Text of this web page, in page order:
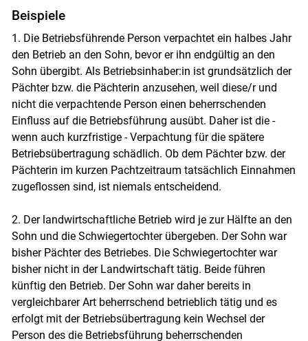
Beispiele
1. Die Betriebsführende Person verpachtet ein halbes Jahr
den Betrieb an den Sohn, bevor er ihn endgültig an den
Sohn übergibt. Als Betriebsinhaber:in ist grundsätzlich der
Pächter bzw. die Pächterin anzusehen, weil diese/r und
nicht die verpachtende Person einen beherrschenden
Einfluss auf die Betriebsführung ausübt. Daher ist die -
wenn auch kurzfristige - Verpachtung für die spätere
Betriebsübertragung schädlich. Ob dem Pächter bzw. der
Pächterin im kurzen Pachtzeitraum tatsächlich Einnahmen
zugeflossen sind, ist niemals entscheidend.
2. Der landwirtschaftliche Betrieb wird je zur Hälfte an den
Sohn und die Schwiegertochter übergeben. Der Sohn war
bisher Pächter des Betriebes. Die Schwiegertochter war
bisher nicht in der Landwirtschaft tätig. Beide führen
künftig den Betrieb. Der Sohn war daher bereits in
vergleichbarer Art beherrschend betrieblich tätig und es
erfolgt mit der Betriebsübertragung kein Wechsel der
Person des die Betriebsführung beherrschenden